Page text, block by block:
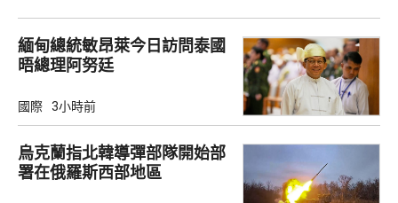
緬甸總統敏昂萊今日訪問泰國
晤總理阿努廷
國際 3小時前
烏克蘭指北韓導彈部隊開始部
署在俄羅斯西部地區